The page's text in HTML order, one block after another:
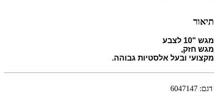
תיאור
מגש "10 לצבע
מגש חזק,
מקצועי ובעל אלסטיות גבוהה.
דגם: 6047147